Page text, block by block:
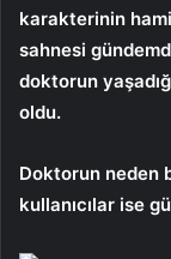
karakterinin
sahnesi
doktorun
oldu.
Doktorun neden
kullanıcılar ise